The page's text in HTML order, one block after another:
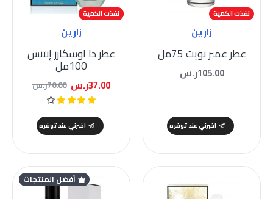
نفذت الكمية
زارين
عطر عمبر نويت 75مل
105.00ر.س
اخبرني عند توفره
-47 %
نفذت الكمية
زارين
عطر ذا اوسكارز إنتنس
100مل
37.00ر.س 70.00ر.س
اخبرني عند توفره
أفضل المنتجات